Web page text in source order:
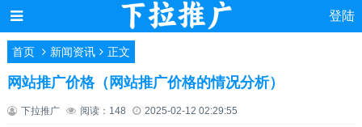
登陆
首页 新闻资讯 正文
网站推广价格（网站推广价格的情况分析）
下拉推广 阅读：148 2025-02-12 02:29:55